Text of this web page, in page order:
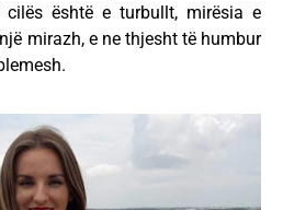
është e turbullt, mirësia e
mirazh, e ne thjesht të humbur